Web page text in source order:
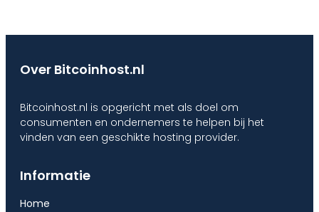
Over Bitcoinhost.nl
Bitcoinhost.nl is opgericht met als doel om
consumenten en ondernemers te helpen bij het
vinden van een geschikte hosting provider.
Informatie
Home